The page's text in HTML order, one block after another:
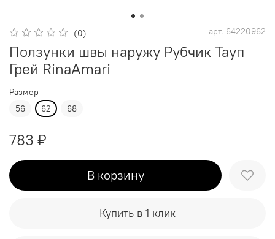
(0) арт. 64220962
Ползунки швы наружу Рубчик Тауп
Грей RinaAmari
Размер
56
62 68
783 ₽
В корзину
Купить в 1 клик